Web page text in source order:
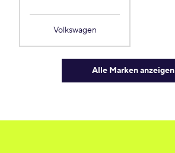
Volkswagen
Alle Marken anzeigen